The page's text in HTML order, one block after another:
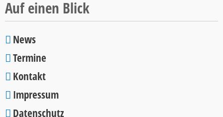
Auf einen Blick
Navigation
überspringen
News
Termine
Kontakt
Impressum
Datenschutz